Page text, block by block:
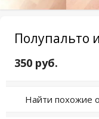
Полупальто
350 руб.
Найти похожие